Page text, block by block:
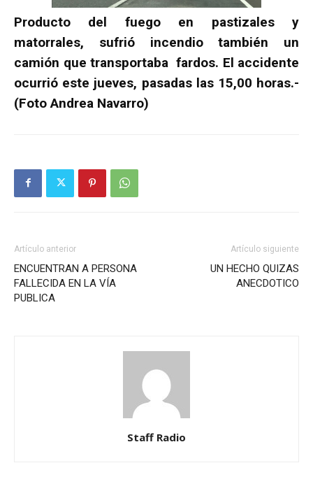
Producto del fuego en pastizales y
matorrales, sufrió incendio también un
camión que transportaba fardos. El accidente
ocurrió este jueves, pasadas las 15,00 horas.-
(Foto Andrea Navarro)
Artículo anterior
ENCUENTRAN A PERSONA
FALLECIDA EN LA VÍA
PUBLICA
Artículo siguiente
UN HECHO QUIZAS
ANECDOTICO
Staff Radio